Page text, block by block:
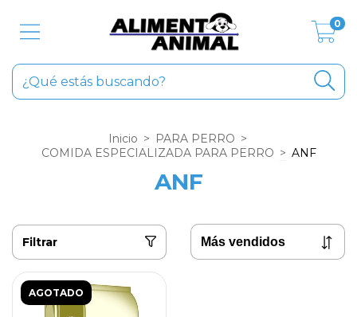
0
Inicio > PARA PERRO >
COMIDA ESPECIALIZADA PARA PERRO > ANF
ANF
Filtrar
AGOTADO